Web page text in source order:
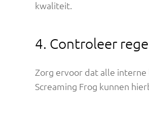
kwaliteit.
4. Controleer
Zorg ervoor dat alle interne
Screaming Frog kunnen